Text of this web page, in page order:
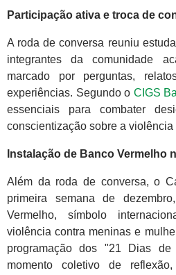
Participação ativa e troca de
A roda de conversa reuniu
integrantes da comunidade
marcado por perguntas,
experiências. Segundo o CIGS
essenciais para combater
conscientização sobre a violência
Instalação de Banco Vermelho
Além da roda de conversa, o
primeira semana de
Vermelho, símbolo
violência contra meninas e
programação dos "21 Dias
momento coletivo de